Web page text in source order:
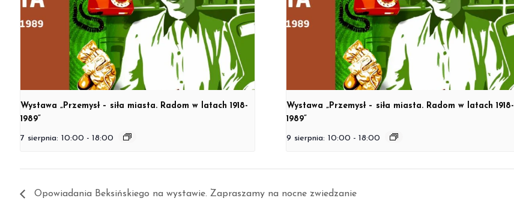
Wystawa „Przemysł – siła miasta. Radom w latach 1918-
1989”
7 sierpnia: 10:00 - 18:00
Wystawa „Przemysł – siła miasta. Radom w latach 1918-
1989”
9 sierpnia: 10:00 - 18:00
Opowiadania Beksińskiego na wystawie. Zapraszamy na nocne zwiedzanie